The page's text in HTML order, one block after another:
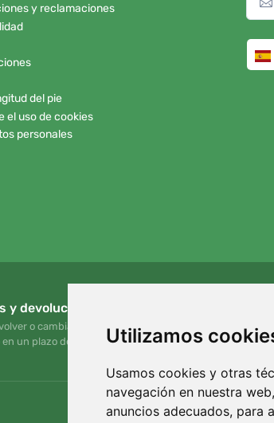
Utilizamos
Usamos cookies y otras
navegación en nuestra
anuncios adecuados, para
y reclamaciones
del pie
el uso de cookies
personales
y devoluciones gratuitos
o cambiar su pedido en cualquier
un plazo de 90 días